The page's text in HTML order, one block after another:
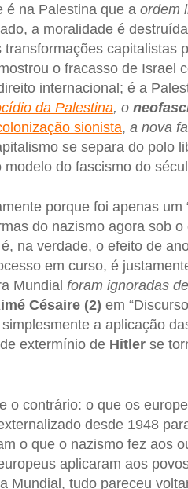
na Palestina que a ordem
a moralidade é
capitalistas
o fracasso de Israel
internacional; é a
da Palestina, o
sionista, a nova
se separa do polo
do fascismo do
porque foi apenas um
do nazismo agora sob o
na verdade, o efeito de
em curso, é
Mundial foram ignoradas
Césaire (2) em
a aplicação
extermínio de Hitlerse
o contrário: o que os
desde 1948
o que o nazismo fez aos
aplicaram aos
Mundial, tudo pareceu